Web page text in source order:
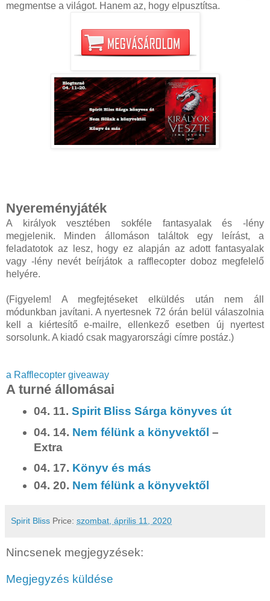
megmentse a világot. Hanem az, hogy elpusztítsa.
Nyereményjáték
A királyok vesztében sokféle fantasyalak és -lény
megjelenik. Minden állomáson találtok egy leírást, a
feladatotok az lesz, hogy ez alapján az adott fantasyalak
vagy -lény nevét beírjátok a rafflecopter doboz megfelelő
helyére.
(Figyelem! A megfejtéseket elküldés után nem áll
módunkban javítani. A nyertesnek 72 órán belül válaszolnia
kell a kiértesítő e-mailre, ellenkező esetben új nyertest
sorsolunk. A kiadó csak magyarországi címre postáz.)
a Rafflecopter giveaway
A turné állomásai
04. 11.Spirit Bliss Sárga könyves út
04. 14. Nem félünk a könyvektől –
Extra
04. 17. Könyv és más
04. 20. Nem félünk a könyvektől
Spirit Bliss Price: szombat, április 11, 2020
Nincsenek megjegyzések:
Megjegyzés küldése